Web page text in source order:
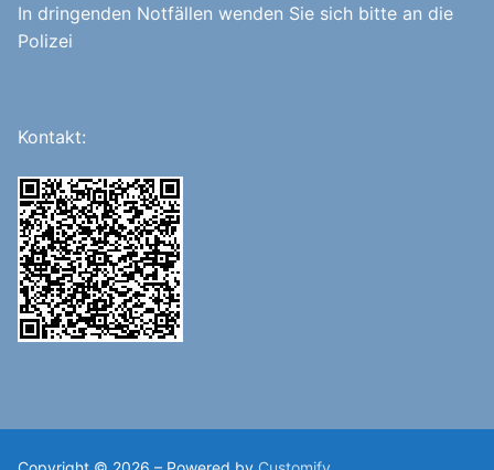
In dringenden Notfällen wenden Sie sich bitte an die
Polizei
Kontakt: